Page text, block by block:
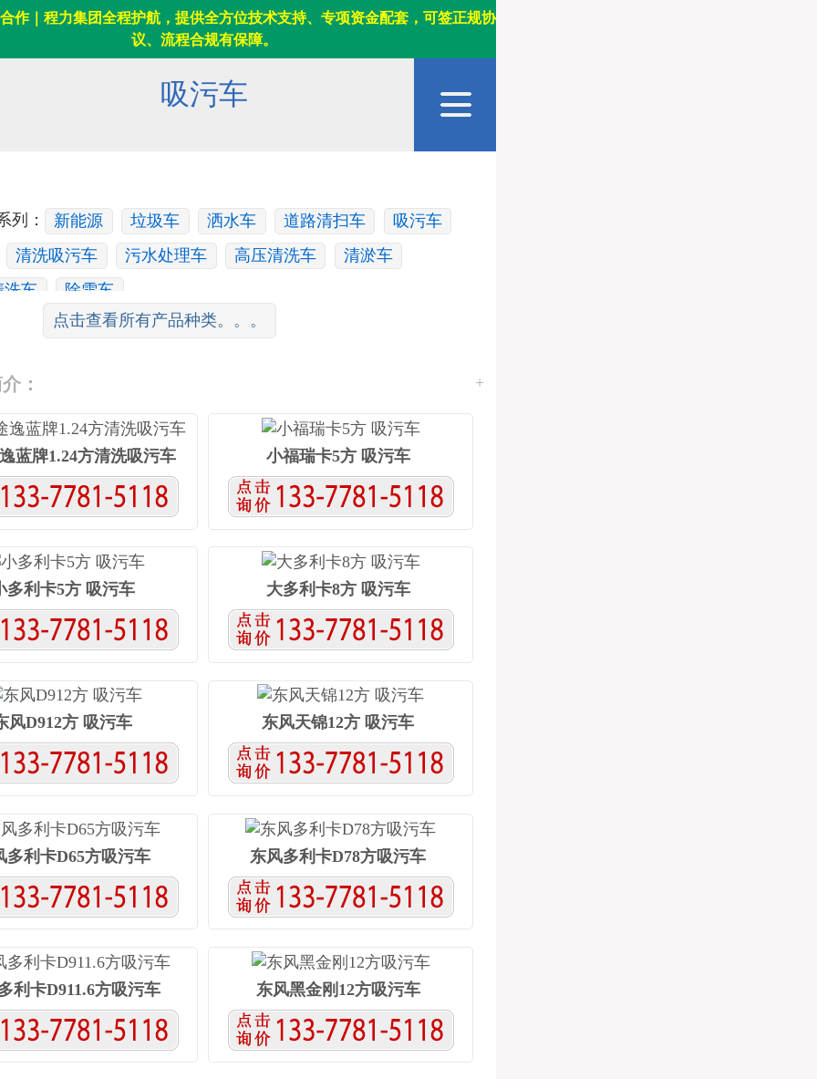
作｜程力集团全程护航，提供全方位技术支持、专项资金配套，可签正规协
议、流程合规有保障。
吸污车
列： 新能源 垃圾车 洒水车 道路清扫车
吸污车
清洗吸污车
污水处理车 高压清洗车
清淤车
洗车
除雪车
舞台车 核酸采样车 消防车
列： 随车吊 平板车 防撞缓冲车
高空作业车
车
搅拌车 沥青洒布车
水泥净浆洒布车
运输车
干混砂浆运输车
采血车/体检车/医疗车
舞台车
核酸采样车
1类爆破器材 2类气体厢式
2类气瓶运输车
体厢式
3类易燃液体罐式 油罐车(3类)
4类易燃固体
险物质
9类医疗废物
点击查看所有产品种类。。。
： +
蓝牌1.24方清洗吸污车 小福瑞卡5方 吸污车
多利卡5方 吸污车 大多利卡​8方 吸污车
风D912方 吸污车 东风天锦12方 吸污车
多利卡D65方吸污车 东风多利卡D78方吸污车
利卡D911.6方吸污车 东风黑金刚12方吸污车